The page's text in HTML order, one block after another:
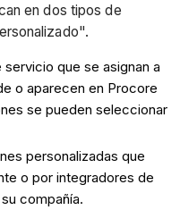
en dos tipos de
servicio que se asignan a
o aparecen en Procore
se pueden seleccionar
personalizadas que
o por integradores de
compañía.